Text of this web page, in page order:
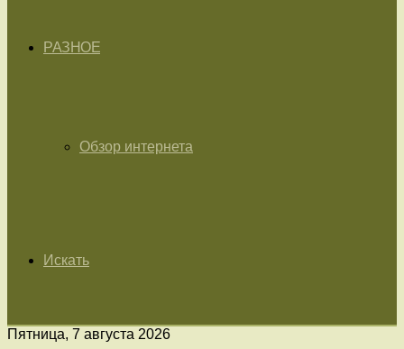
РАЗНОЕ
Обзор интернета
Искать
Пятница, 7 августа 2026